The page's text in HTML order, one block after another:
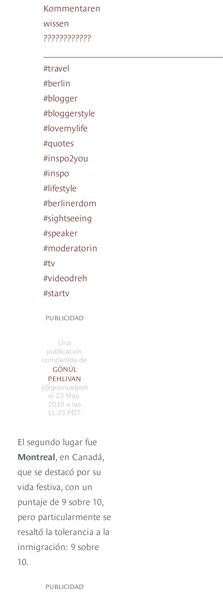
Kommentaren
wissen
????????????
#travel
#berlin
#blogger
#bloggerstyle
#lovemylife
#quotes
#inspo2you
#inspo
#lifestyle
#berlinerdom
#sightseeing
#speaker
#moderatorin
#tv
#videodreh
#startv
PUBLICIDAD
Una
publicación
compartida de
GÖNÜL
PEHLIVAN
(@goenuelpehlivan)
el 23 May,
2018 a las
11:23 PDT
El segundo lugar fue
Montreal , en Canadá,
que se destacó por su
vida festiva, con un
puntaje de 9 sobre 10,
pero particularmente se
resaltó la tolerancia a la
inmigración: 9 sobre
10.
PUBLICIDAD